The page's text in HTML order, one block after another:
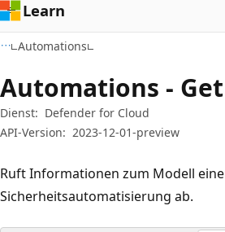
Learn
Automations
Automations - Get
Dienst: Defender for Cloud
API-Version: 2023-12-01-preview
Ruft Informationen zum Modell
Sicherheitsautomatisierung ab.